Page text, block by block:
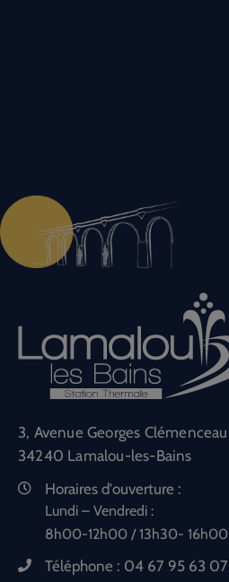
3, Avenue Georges Clémenceau
34240 Lamalou-les-Bains
Horaires d'ouverture :
Lundi – Vendredi :
8h00-12h00 / 13h30- 16h00
Téléphone : 04 67 95 63 07